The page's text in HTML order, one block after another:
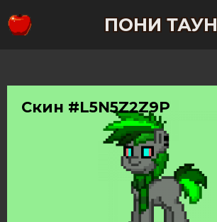
ПОНИ ТАУН
Скин #L5N5Z2Z9P